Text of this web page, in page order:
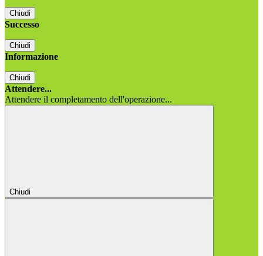
Chiudi
Successo
Chiudi
Informazione
Chiudi
Attendere...
Attendere il completamento dell'operazione...
Chiudi